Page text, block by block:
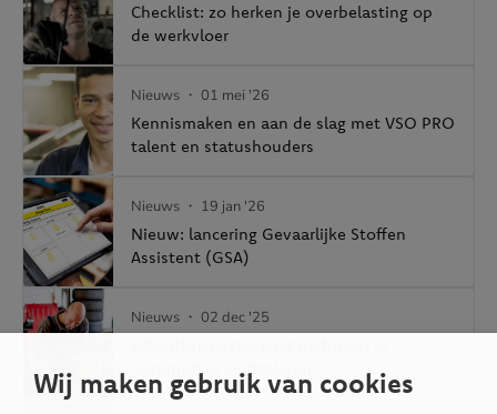
Checklist: zo herken je overbelasting op
de werkvloer
Nieuws ・ 01 mei '26
Kennismaken en aan de slag met VSO PRO
talent en statushouders
Nieuws ・ 19 jan '26
Nieuw: lancering Gevaarlijke Stoffen
Assistent (GSA)
Nieuws ・ 02 dec '25
automotive controleren
Wij maken gebruik van cookies